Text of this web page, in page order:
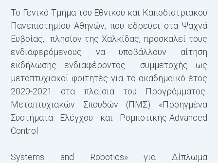
Το Γενικό Τμήμα του Εθνικού και Καποδιστριακού
Πανεπιστημίου Αθηνών, που εδρεύει στα Ψαχνά
Ευβοίας, πλησίον της Χαλκίδας, προσκαλεί τους
ενδιαφερόμενους να υποβάλλουν αίτηση
εκδήλωσης ενδιαφέροντος συμμετοχής ως
μεταπτυχιακοί φοιτητές για το ακαδημαϊκό έτος
2020-2021 στα πλαίσια του Προγράμματος
Μεταπτυχιακών Σπουδών (ΠΜΣ) «Προηγμένα
Συστήματα Ελέγχου και Ρομποτικής-Advanced
Control
Systems and Robotics» για Δίπλωμα